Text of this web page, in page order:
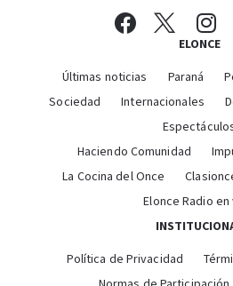
ELONCE
Últimas noticias Paraná
Sociedad
Internacionales
Haciendo Comunidad
La Cocina del Once
Elonce Radio
Política de Privacidad